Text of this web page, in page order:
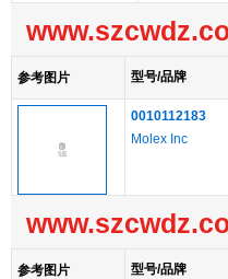
参考图片 型号/品牌
0010112183
Molex Inc
参考图片 型号/品牌